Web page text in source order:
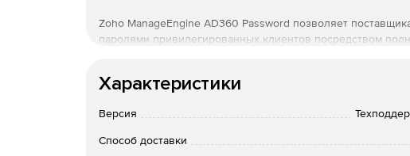
Zoho ManageEngine AD360 Password позволяет
паролями привилегированных клиентов посредством
безопасности конфиденциальной информации, а также
Основные возможности:
Характеристики
Версия
Способ доставки